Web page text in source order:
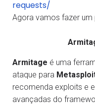
requests/
Agora vamos fazer
Armitage é uma
ataque para
recomenda exploits e
avançadas do